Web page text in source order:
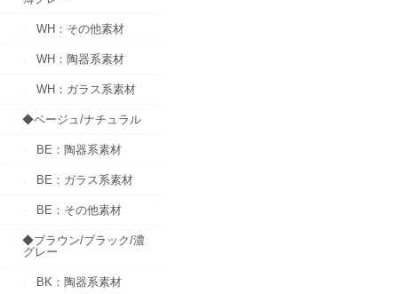
WH：その他素材
WH：陶器系素材
WH：ガラス系素材
◆ベージュ/ナチュラル
BE：陶器系素材
BE：ガラス系素材
BE：その他素材
◆ブラウン/ブラック/濃
グレー
BK：陶器系素材